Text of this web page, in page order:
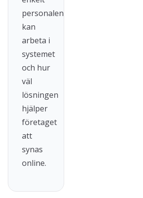
personalen
kan
arbeta i
systemet
och hur
väl
lösningen
hjälper
företaget
att
synas
online.